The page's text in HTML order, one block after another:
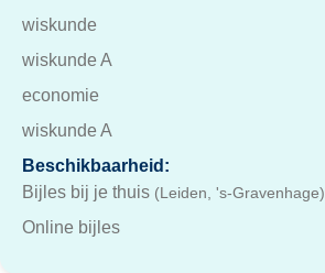
wiskunde
wiskunde A
economie
wiskunde A
Beschikbaarheid:
Bijles bij je thuis (Leiden, 's-Gravenhage)
Online bijles